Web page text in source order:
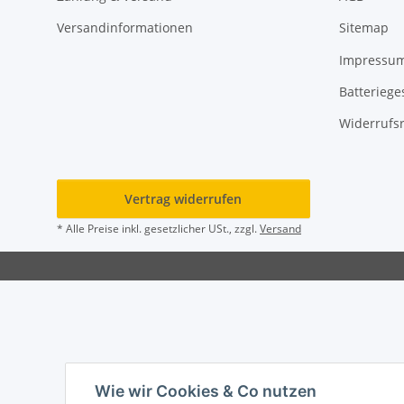
Wie wir Cookies & Co nutzen
Versandinformationen
Sitemap
Vertrag widerrufen
* Alle Preise inkl. gesetzlicher USt., zzgl.Versand